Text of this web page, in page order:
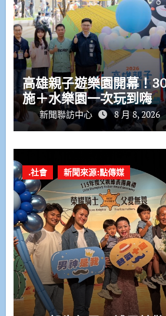
高雄親子遊樂園開幕！
施＋水樂園一次玩到嗨
新聞聯訪中心 8 月 8, 2026
.社會 新聞來源:點傳媒